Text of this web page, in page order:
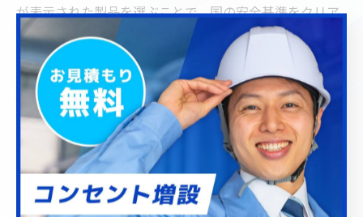
が表示された製品を選ぶことで、国の安全基準をクリア
していることが確認できます。さらに、異常時に自動停
止する温度ヒューズ付きタイプや、火災防止のための難
燃素材を採用したモデルも安全性が高いと評価されてい
ます。これらの特徴を持つ換気扇は、電気工事士による
設置時にもトラブルが少なく、安心して長く使うことが
できます。
安全な換気扇を選ぶことで、施工後のトラブルや修理の